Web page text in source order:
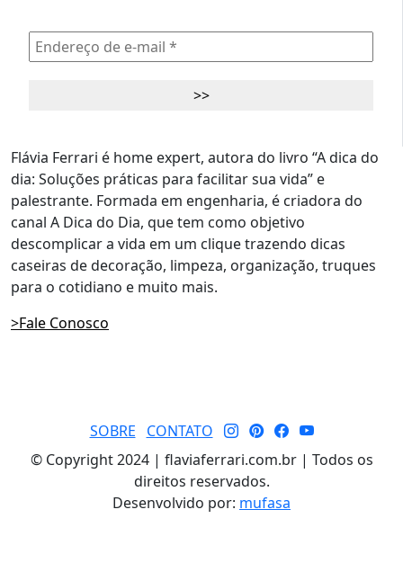
Flávia Ferrari é home expert, autora do livro “A dica do
dia: Soluções práticas para facilitar sua vida” e
palestrante. Formada em engenharia, é criadora do
canal A Dica do Dia, que tem como objetivo
descomplicar a vida em um clique trazendo dicas
caseiras de decoração, limpeza, organização, truques
para o cotidiano e muito mais.
>Fale Conosco
SOBRE
CONTATO
© Copyright 2024 | flaviaferrari.com.br | Todos os
direitos reservados.
Desenvolvido por: mufasa